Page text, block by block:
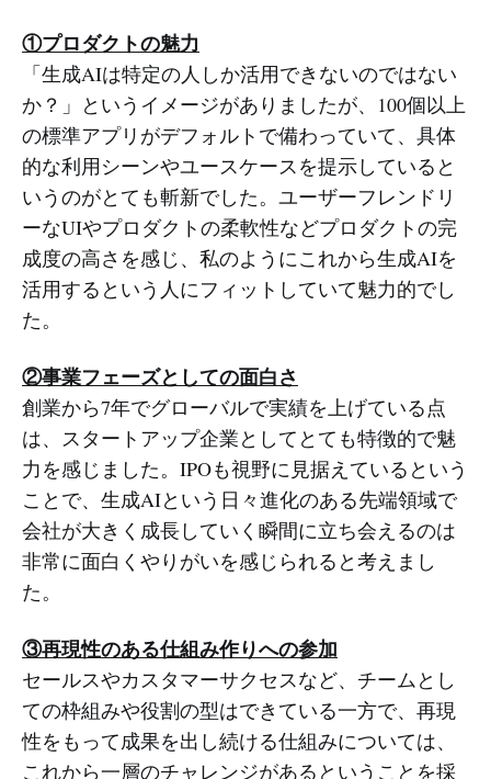
①プロダクトの魅力
「生成AIは特定の人しか活用できないのではない
か？」というイメージがありましたが、100個以上
の標準アプリがデフォルトで備わっていて、具体
的な利用シーンやユースケースを提示していると
いうのがとても斬新でした。ユーザーフレンドリ
ーなUIやプロダクトの柔軟性などプロダクトの完
成度の高さを感じ、私のようにこれから生成AIを
活用するという人にフィットしていて魅力的でし
た。
②事業フェーズとしての面白さ
創業から7年でグローバルで実績を上げている点
は、スタートアップ企業としてとても特徴的で魅
力を感じました。IPOも視野に見据えているという
ことで、生成AIという日々進化のある先端領域で
会社が大きく成長していく瞬間に立ち会えるのは
非常に面白くやりがいを感じられると考えまし
た。
③再現性のある仕組み作りへの参加
セールスやカスタマーサクセスなど、チームとし
ての枠組みや役割の型はできている一方で、再現
性をもって成果を出し続ける仕組みについては、
これから一層のチャレンジがあるということを採